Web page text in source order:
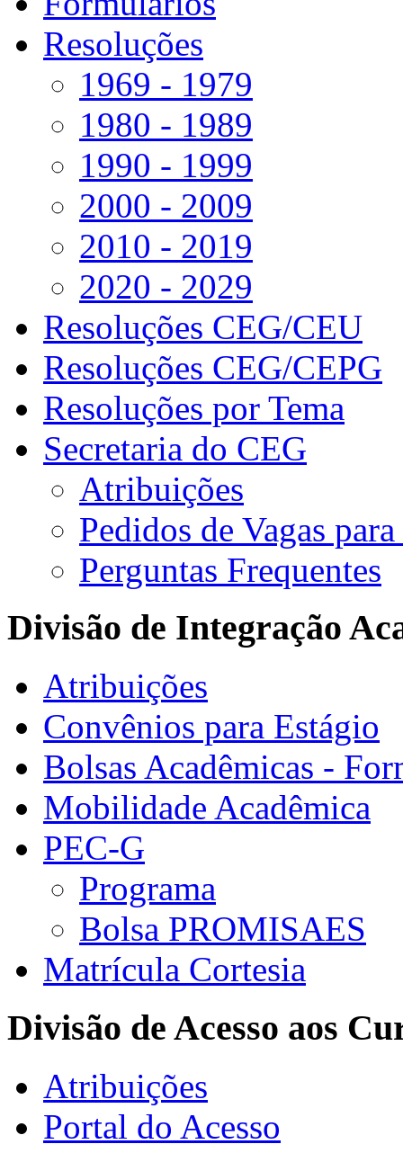
Resoluções
1969 - 1979
1980 - 1989
1990 - 1999
2000 - 2009
2010 - 2019
2020 - 2029
Resoluções CEG/CEU
Resoluções CEG/CEPG
Resoluções por Tema
Secretaria do CEG
Atribuições
Pedidos de Vagas
Perguntas Frequentes
Divisão de Integração
Atribuições
Convênios para Estágio
Bolsas Acadêmicas -
Mobilidade Acadêmica
PEC-G
Programa
Bolsa PROMISAES
Matrícula Cortesia
Divisão de Acesso aos
Atribuições
Portal do Acesso